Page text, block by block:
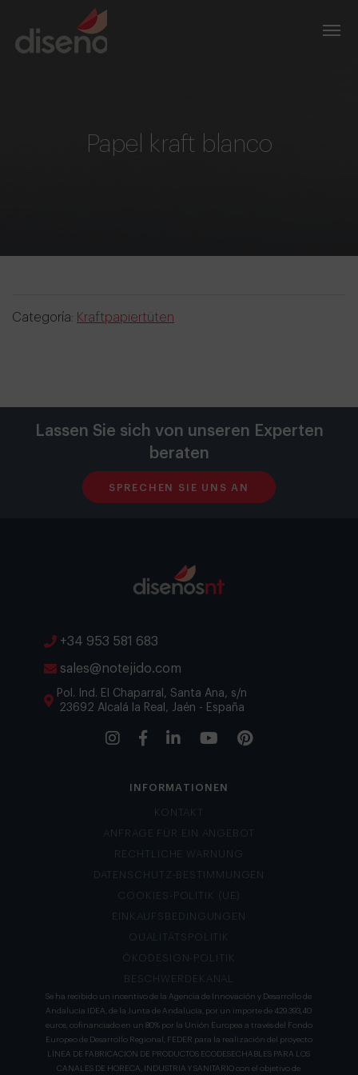
Papel kraft blanco
Categoría: Kraftpapiertüten
Lassen Sie sich von unseren Experten
beraten
SPRECHEN SIE UNS AN
+34 953 581 683
sales@notejido.com
Pol. Ind. El Chaparral, Santa Ana, s/n
23692 Alcalá la Real, Jaén - España
INFORMATIONEN
KONTAKT
ANFRAGE FÜR EIN ANGEBOT
RECHTLICHE WARNUNG
DATENSCHUTZ-BESTIMMUNGEN
COOKIES-POLITIK (UE)
EINKAUFSBEDINGUNGEN
QUALITÄTSPOLITIK
ÖKODESIGN-POLITIK
BESCHWERDEKANAL
Se ha recibido un incentivo de la Agencia de Innovación y Desarrollo de
Andalucía IDEA, de la Junta de Andalucía, por un importe de 429.393,40
euros, cofinanciado en un 80% por la Unión Europea a través del Fondo
Europeo de Desarrollo Regional, FEDER para la realización del proyecto
LÍNEA DE FABRICACION DE PRODUCTOS ECODESECHABLES PARA LOS
CANALES DE HORECA, INDUSTRIA Y SANITARIO con el objetivo de